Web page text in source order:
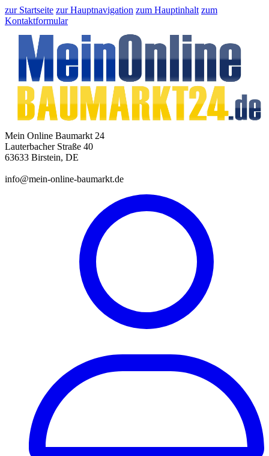
zur Startseite zur Hauptnavigation zum Hauptinhalt zum
Kontaktformular
Mein Online Baumarkt 24
Lauterbacher Straße 40
63633 Birstein, DE
info@mein-online-baumarkt.de